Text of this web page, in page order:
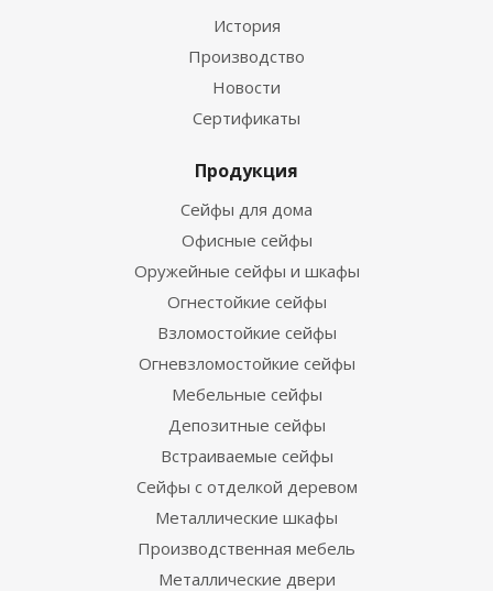
История
Производство
Новости
Сертификаты
Продукция
Сейфы для дома
Офисные сейфы
Оружейные сейфы и шкафы
Огнестойкие сейфы
Взломостойкие сейфы
Огневзломостойкие сейфы
Мебельные сейфы
Депозитные сейфы
Встраиваемые сейфы
Сейфы с отделкой деревом
Металлические шкафы
Производственная мебель
Металлические двери